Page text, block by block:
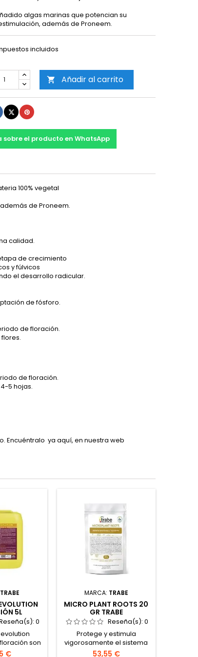
algas marinas que potencian su
además de Proneem.
incluidos
 Añadir al carrito
TuitearPinterest
sobre el producto en WhatsApp
100% vegetal
de Proneem.
calidad.
de crecimiento
y fúlvicos
el desarrollo radicular.
de fósforo.
de floración.
de floración.
5 hojas.
Encuéntralo ya aquí, en nuestra web
TRABE
5L
0
son
a
€
MARCA: TRABE
MICRO PLANT ROOTS 20
GR TRABE
Reseña(s): 0
Protege y estimula
vigorosamente el sistema
radicular durante todo el
53,55 €